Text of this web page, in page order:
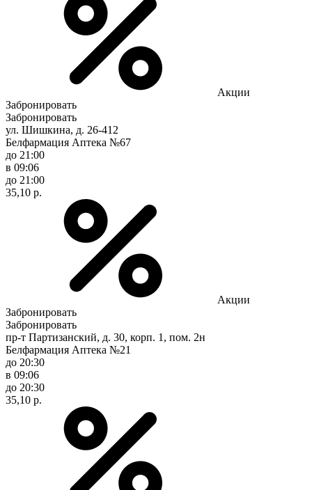
Акции
Забронировать
Забронировать
ул. Шишкина, д. 26-412
Белфармация Аптека №67
до 21:00
в 09:06
до 21:00
35,10 р.
Акции
Забронировать
Забронировать
пр-т Партизанский, д. 30, корп. 1, пом. 2н
Белфармация Аптека №21
до 20:30
в 09:06
до 20:30
35,10 р.